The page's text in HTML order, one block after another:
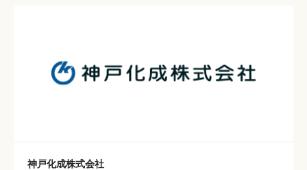
神戸化成株式会社